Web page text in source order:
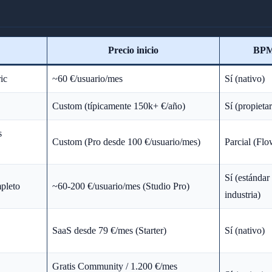
Precio inicio
~60 €/usuario/mes Sí (nativo)
Custom (típicamente 150k+ €/año) Sí
Custom (Pro desde 100 €/usuario/mes)
Parcial
~60-200 €/usuario/mes (Studio Pro)
Sí (estándar
industria)
SaaS desde 79 €/mes (Starter) Sí (nativo)
Gratis Community / 1.200 €/mes